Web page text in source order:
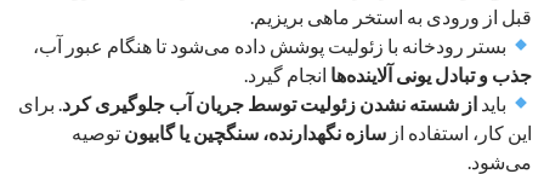
قبل از ورودی به استخر ماهی بریزیم.
بستر رودخانه با زئولیت پوشش داده می‌شود تا هنگام عبور آب،
جذب و تبادل یونی آلاینده‌ها انجام گیرد.
بایداز شسته نشدن زئولیت توسط جریان آب جلوگیری کرد . برای
این کار، استفاده از سازه نگهدارنده، سنگچین یا گابیون توصیه
می‌شود.